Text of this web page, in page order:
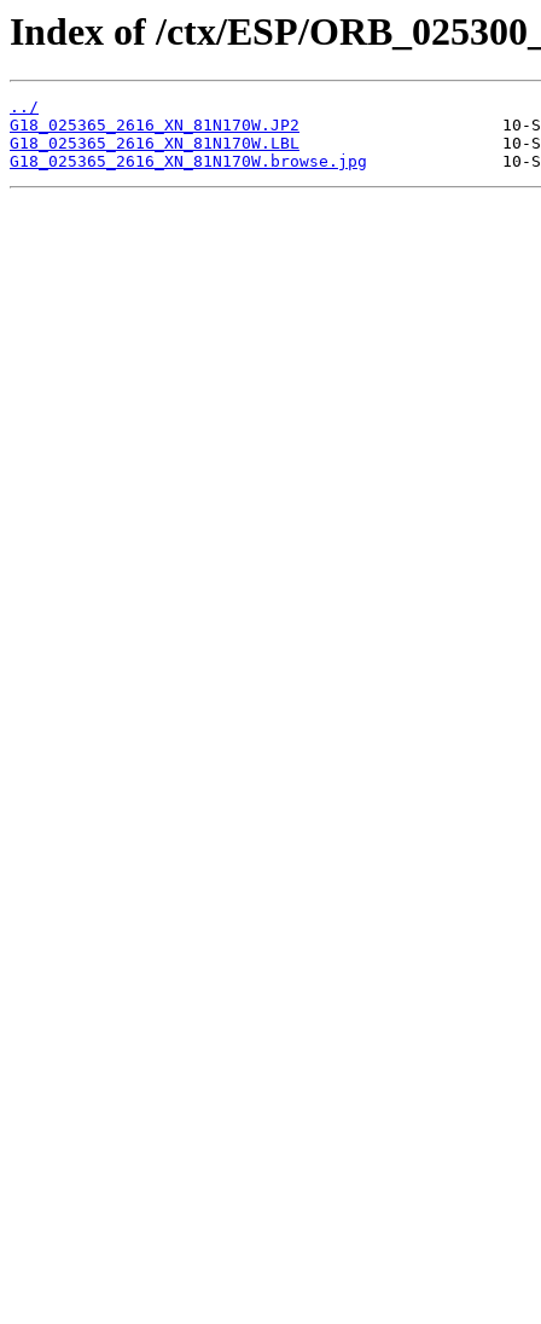
Index of /ctx/ESP/
../
G18_025365_2616_XN_81N170W.JP2
G18_025365_2616_XN_81N170W.LBL
G18_025365_2616_XN_81N170W.browse.jpg